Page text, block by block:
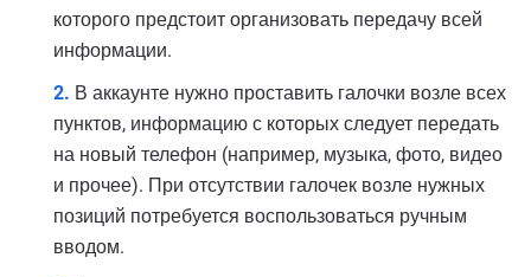
которого предстоит организовать передачу всей
информации.
В аккаунте нужно проставить галочки возле всех
пунктов, информацию с которых следует передать
на новый телефон (например, музыка, фото, видео
и прочее). При отсутствии галочек возле нужных
позиций потребуется воспользоваться ручным
вводом.